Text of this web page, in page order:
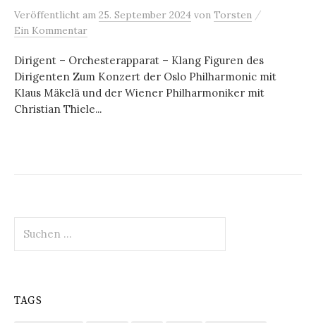
Veröffentlicht am 25. September 2024 von Torsten /
Ein Kommentar
Dirigent – Orchesterapparat – Klang Figuren des
Dirigenten Zum Konzert der Oslo Philharmonic mit
Klaus Mäkelä und der Wiener Philharmoniker mit
Christian Thiele...
nach:
TAGS